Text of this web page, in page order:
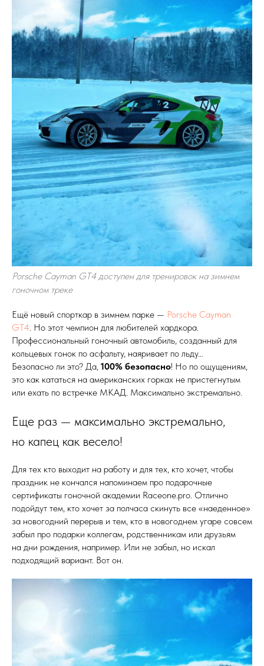
Porsche Cayman GT4 доступен для тренировок на зимнем
гоночном треке
Ещё новый спорткар в зимнем парке — Porsche Cayman
GT4 . Но этот чемпион для любителей хардкора.
Профессиональный гоночный автомобиль, созданный для
кольцевых гонок по асфальту, наяривает по льду…
Безопасно ли это? Да, 100% безопасно! Но по ощущениям,
это как кататься на американских горках не пристегнутым
или ехать по встречке МКАД. Максимально экстремально.
Еще раз — максимально экстремально,
но капец как весело!
Для тех кто выходит на работу и для тех, кто хочет, чтобы
праздник не кончался напоминаем про подарочные
сертификаты гоночной академии Raceone.pro. Отлично
подойдут тем, кто хочет за полчаса скинуть все «наеденное»
за новогодний перерыв и тем, кто в новогоднем угаре совсем
забыл про подарки коллегам, родственникам или друзьям
на дни рождения, например. Или не забыл, но искал
подходящий вариант. Вот он.